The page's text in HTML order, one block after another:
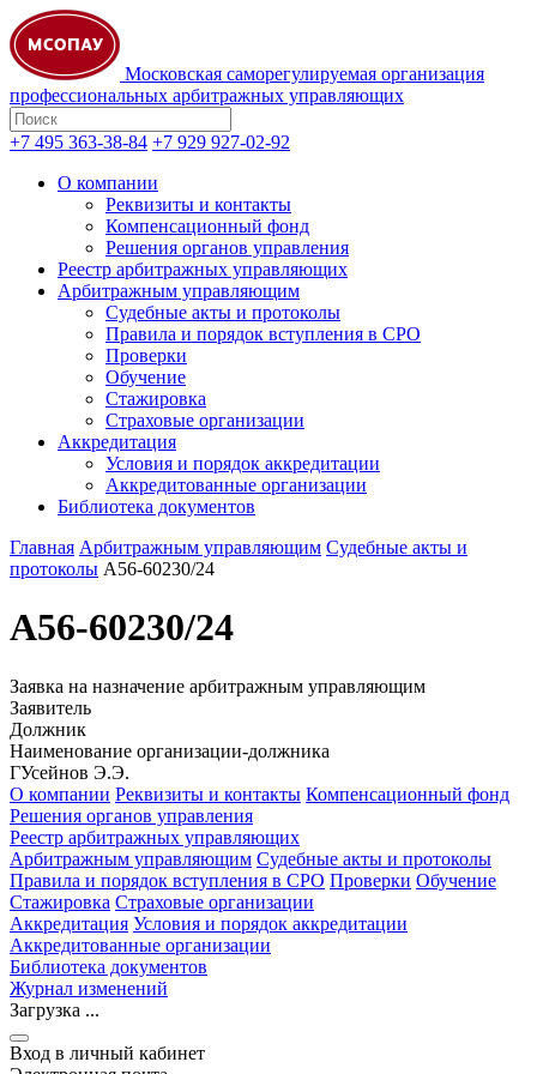
Московская саморегулируемая организация
профессиональных арбитражных управляющих
+7 495 363-38-84 +7 929 927-02-92
О компании
Реквизиты и контакты
Компенсационный фонд
Решения органов управления
Реестр арбитражных управляющих
Арбитражным управляющим
Судебные акты и протоколы
Правила и порядок вступления в СРО
Проверки
Обучение
Стажировка
Страховые организации
Аккредитация
Условия и порядок аккредитации
Аккредитованные организации
Библиотека документов
Главная Арбитражным управляющим Судебные акты и
протоколы А56-60230/24
А56-60230/24
Заявка на назначение арбитражным управляющим
Заявитель
Должник
Наименование организации-должника
ГУсейнов Э.Э.
О компании Реквизиты и контакты Компенсационный фонд
Решения органов управления
Реестр арбитражных управляющих
Арбитражным управляющим Судебные акты и протоколы
Правила и порядок вступления в СРО Проверки Обучение
Стажировка Страховые организации
Аккредитация Условия и порядок аккредитации
Аккредитованные организации
Библиотека документов
Журнал изменений
Загрузка ...
Вход в личный кабинет